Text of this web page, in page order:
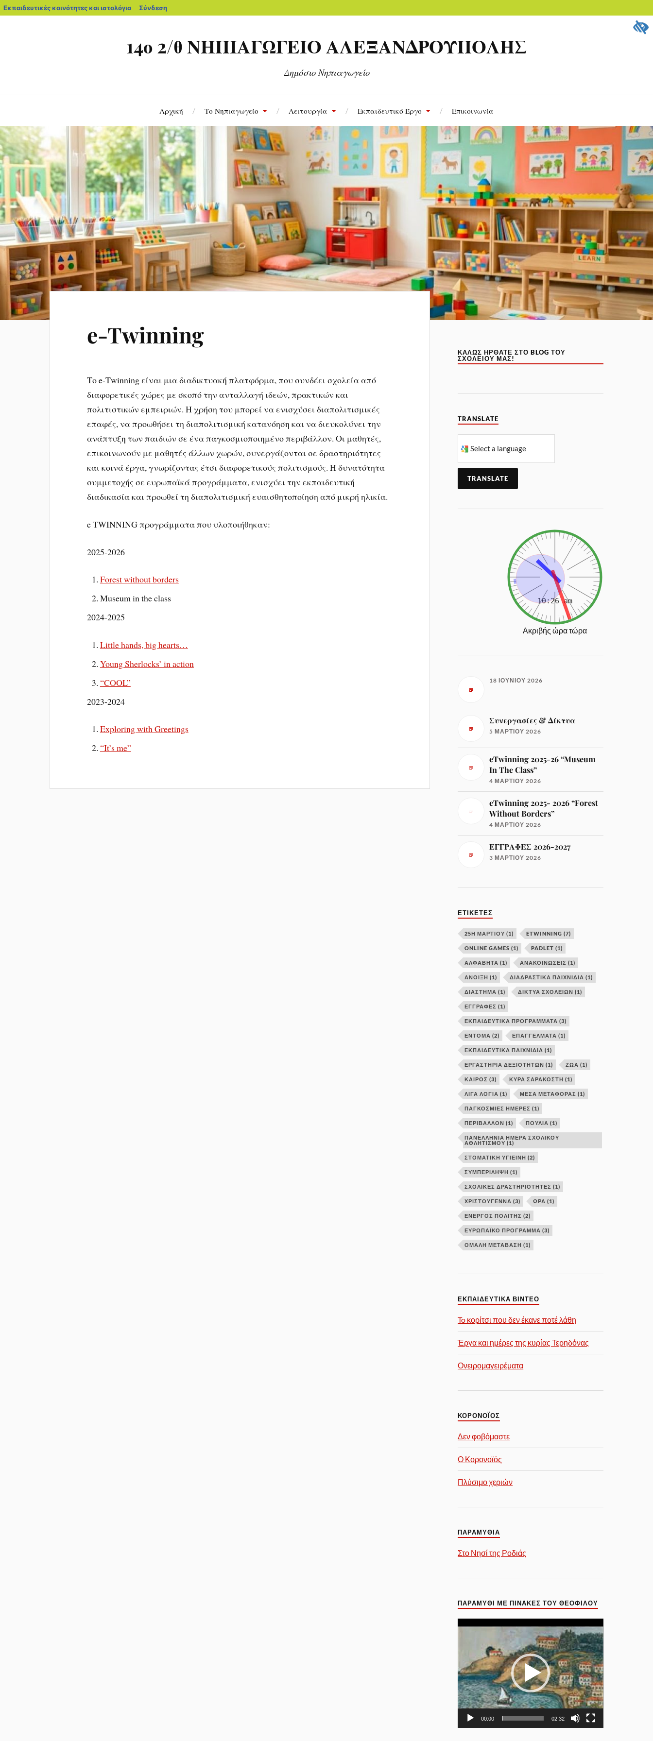
Εκπαιδευτικές κοινότητες και ιστολόγια Σύνδεση
14ο 2/θ ΝΗΠΙΑΓΩΓΕΙΟ ΑΛΕΞΑΝΔΡΟΥΠΟΛΗΣ
Δημόσιο Νηπιαγωγείο
Αρχική Το Νηπιαγωγείο Λειτουργία Εκπαιδευτικό Έργο Επικοινωνία
e-Twinning
Το e-Τwinning είναι μια διαδικτυακή πλατφόρμα, που συνδέει σχολεία από
διαφορετικές χώρες με σκοπό την ανταλλαγή ιδεών, πρακτικών και
πολιτιστικών εμπειριών. Η χρήση του μπορεί να ενισχύσει διαπολιτισμικές
επαφές, να προωθήσει τη διαπολιτισμική κατανόηση και να διευκολύνει την
ανάπτυξη των παιδιών σε ένα παγκοσμιοποιημένο περιβάλλον. Οι μαθητές,
επικοινωνούν με μαθητές άλλων χωρών, συνεργάζονται σε δραστηριότητες
και κοινά έργα, γνωρίζοντας έτσι διαφορετικούς πολιτισμούς. Η δυνατότητα
συμμετοχής σε ευρωπαϊκά προγράμματα, ενισχύει την εκπαιδευτική
διαδικασία και προωθεί τη διαπολιτισμική ευαισθητοποίηση από μικρή ηλικία.
e TWINNING προγράμματα που υλοποιήθηκαν:
2025-2026
Forest without borders
Museum in the class
2024-2025
Little hands, big hearts…
Young Sherlocks’ in action
“COOL”
2023-2024
Exploring with Greetings
“It’s me”
ΚΑΛΏΣ ΉΡΘΑΤΕ ΣΤΟ BLOG ΤΟΥ
ΣΧΟΛΕΊΟΥ ΜΑΣ!
TRANSLATE
TRANSLATE
Ακριβής ώρα τώρα
18 ΙΟΥΝΊΟΥ 2026
Συνεργασίες & Δίκτυα
5 ΜΑΡΤΊΟΥ 2026
eTwinning 2025-26 “Museum
In The Class”
4 ΜΑΡΤΊΟΥ 2026
eTwinning 2025- 2026 “Forest
Without Borders”
4 ΜΑΡΤΊΟΥ 2026
ΕΓΓΡΑΦΕΣ 2026-2027
3 ΜΑΡΤΊΟΥ 2026
ΕΤΙΚΈΤΕΣ
25Η ΜΑΡΤΙΟΥ (1) ETWINNING (7)
ONLINE GAMES (1) PADLET (1)
ΑΛΦΑΒΗΤΑ (1) ΑΝΑΚΟΙΝΩΣΕΙΣ (1)
ΑΝΟΙΞΗ (1) ΔΙΑΔΡΑΣΤΙΚΑ ΠΑΙΧΝΙΔΙΑ (1)
ΔΙΑΣΤΗΜΑ (1) ΔΊΚΤΥΑ ΣΧΟΛΕΊΩΝ (1)
ΕΓΓΡΑΦΕΣ (1)
ΕΚΠΑΙΔΕΥΤΙΚΑ ΠΡΟΓΡΑΜΜΑΤΑ (3)
ΕΝΤΟΜΑ (2) ΕΠΑΓΓΕΛΜΑΤΑ (1)
ΕΚΠΑΙΔΕΥΤΙΚΆ ΠΑΙΧΝΊΔΙΑ (1)
ΕΡΓΑΣΤΉΡΙΑ ΔΕΞΙΟΤΉΤΩΝ (1) ΖΩΑ (1)
ΚΑΙΡΟΣ (3) ΚΥΡΆ ΣΑΡΑΚΟΣΤΉ (1)
ΛΙΓΑ ΛΟΓΙΑ (1) ΜΕΣΑ ΜΕΤΑΦΟΡΑΣ (1)
ΠΑΓΚΟΣΜΙΕΣ ΗΜΕΡΕΣ (1)
ΠΕΡΙΒΑΛΛΟΝ (1) ΠΟΥΛΙΑ (1)
ΠΑΝΕΛΛΉΝΙΑ ΗΜΈΡΑ ΣΧΟΛΙΚΟΎ
ΑΘΛΗΤΙΣΜΟΎ (1)
ΣΤΟΜΑΤΙΚΗ ΥΓΙΕΙΝΗ (2)
ΣΥΜΠΕΡΙΛΗΨΗ (1)
ΣΧΟΛΙΚΕΣ ΔΡΑΣΤΗΡΙΟΤΗΤΕΣ (1)
ΧΡΙΣΤΟΥΓΕΝΝΑ (3) ΩΡΑ (1)
ΕΝΕΡΓΌΣ ΠΟΛΊΤΗΣ (2)
ΕΥΡΩΠΑΪΚΌ ΠΡΌΓΡΑΜΜΑ (3)
ΟΜΑΛΉ ΜΕΤΆΒΑΣΗ (1)
ΕΚΠΑΙΔΕΥΤΙΚΑ ΒΙΝΤΕΟ
To κορίτσι που δεν έκανε ποτέ λάθη
Έργα και ημέρες της κυρίας Τερηδόνας
Ονειρομαγειρέματα
ΚΟΡΟΝΟΪΟΣ
Δεν φοβόμαστε
Ο Κορονοϊός
Πλύσιμο χεριών
ΠΑΡΑΜΥΘΙΑ
Στο Νησί της Ροδιάς
ΠΑΡΑΜΎΘΙ ΜΕ ΠΊΝΑΚΕΣ ΤΟΥ ΘΕΌΦΙΛΟΥ
00:00 02:32